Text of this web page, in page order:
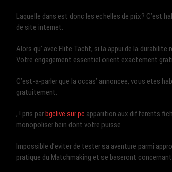
Laquelle dans est donc les echelles de prix? C’est
de site internet.
Alors qu’ avec Elite Tacht, si la appui de la
Votre engagement essentiel orient exactement
C’est-a-parler que la occas’ annoncee, vous etes
gratuitement.
, ! pris parbgclive sur pc apparition aux differents
monopoliser hein dont votre puisse .
Impossible d’eviter de tester sa aventure parmi
pratique du Matchmaking et se baseront